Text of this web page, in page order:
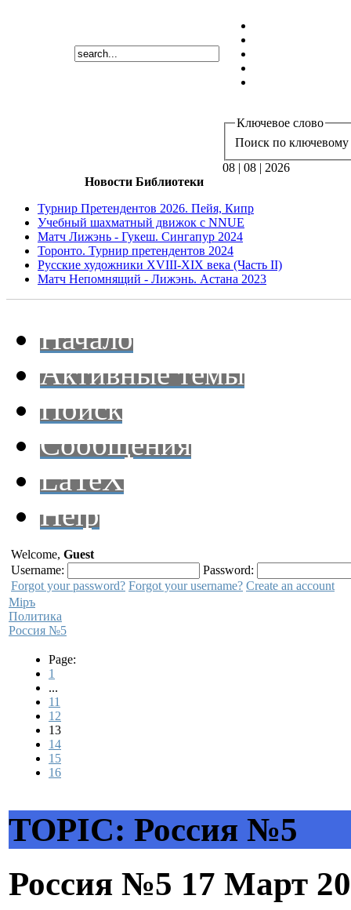
Ключевое слово
Поиск по ключевому
08 | 08 | 2026
Новости Библиотеки
Турнир Претендентов 2026. Пейя, Кипр
Учебный шахматный движок с NNUE
Матч Лижэнь - Гукеш. Сингапур 2024
Торонто. Турнир претендентов 2024
Русские художники XVIII-XIX века (Часть II)
Матч Непомнящий - Лижэнь. Астана 2023
Начало
Активные темы
Поиск
Сообщения
LaTeX
Help
Welcome, Guest
Username:
Password:
Forgot your password? Forgot your username? Create an account
Мiръ
Политика
Россия №5
Page:
1
...
11
12
13
14
15
16
TOPIC: Россия №5
Россия №5 17 Март